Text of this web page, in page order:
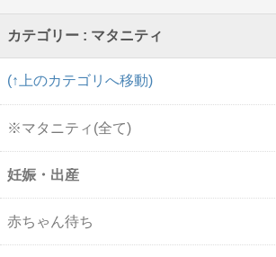
カテゴリー : マタニティ
(↑上のカテゴリへ移動)
※マタニティ(全て)
妊娠・出産
赤ちゃん待ち